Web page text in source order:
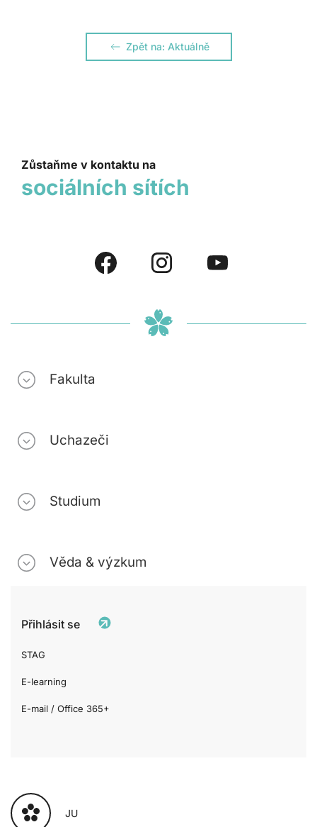
Zpět na: Aktuálně
Zůstaňme v kontaktu na
sociálních sítích
Fakulta
Uchazeči
Studium
Věda & výzkum
Přihlásit se
STAG
E-learning
E-mail / Office 365+
JU